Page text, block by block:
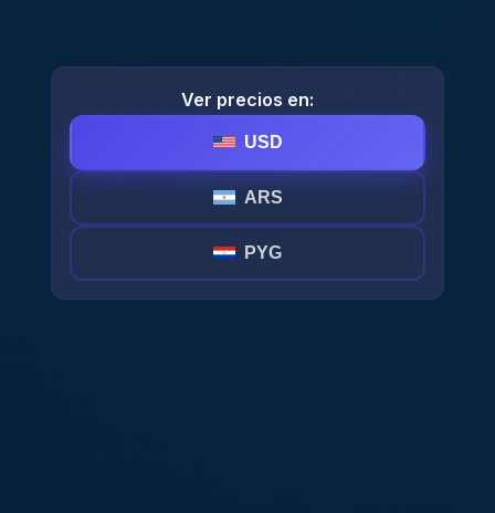
Ver precios en:
USD
ARS
PYG